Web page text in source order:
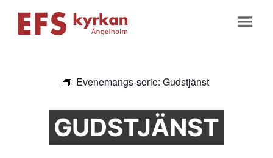
Evenemangs-serie: Gudstjänst
GUDSTJÄNST